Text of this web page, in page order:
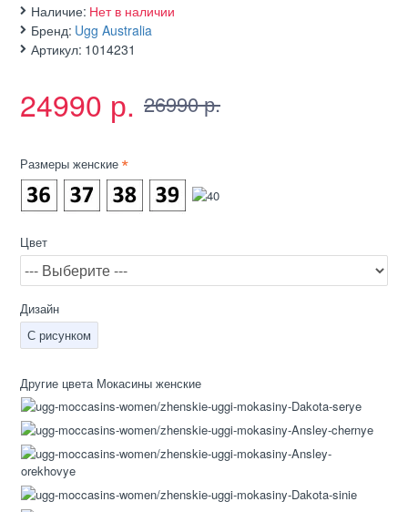
Наличие: Нет в наличии
Бренд: Ugg Australia
Артикул: 1014231
24990 р. 26990 р.
Размеры женские
Цвет
Дизайн
С рисунком
Другие цвета Мокасины женские